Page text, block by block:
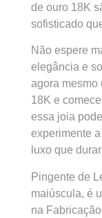
de ouro 18K
sofisticado
Não espere
elegância e
agora mesmo
18K e
essa joia
experimente
luxo que
Pingente de
maiúscula, é
na